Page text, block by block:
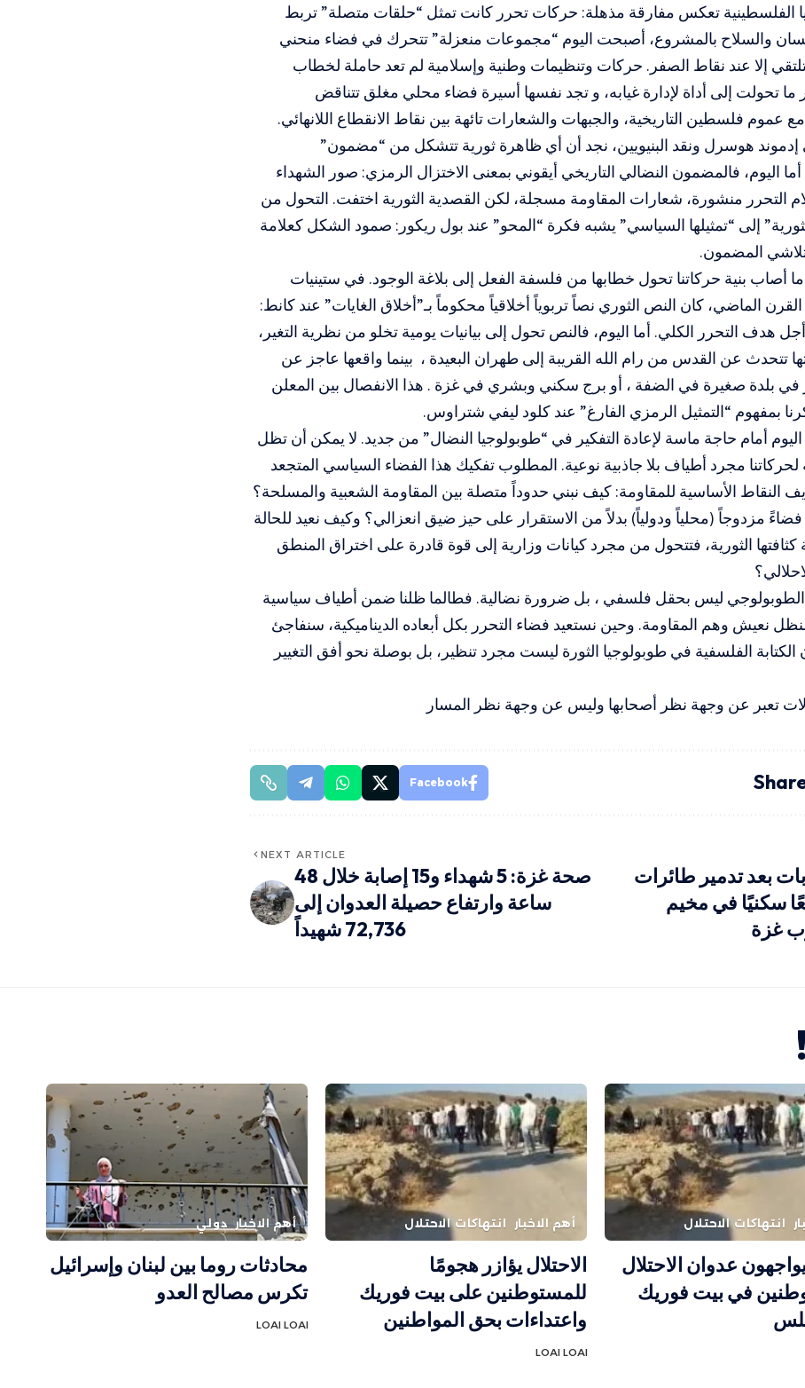
الفلسطينية تعكس مفارقة مذهلة: حركات تحرر كانت تمثل “حلقات متصلة” تربط
والسلاح بالمشروع، أصبحت اليوم “مجموعات منعزلة” تتحرك في فضاء منحني
تلتقي إلا عند نقاط الصفر. حركات وتنظيمات وطنية وإسلامية لم تعد حاملة لخطاب
ما تحولت إلى أداة لإدارة غيابه، و تجد نفسها أسيرة فضاء محلي مغلق تتناقض
عموم فلسطين التاريخية، والجبهات والشعارات تائهة بين نقاط الانقطاع اللانهائي.
إدموند هوسرل ونقد البنيويين، نجد أن أي ظاهرة ثورية تتشكل من “مضمون”
اليوم، فالمضمون النضالي التاريخي أيقوني بمعنى الاختزال الرمزي: صور الشهداء
التحرر منشورة، شعارات المقاومة مسجلة، لكن القصدية الثورية اختفت. التحول من
إلى “تمثيلها السياسي” يشبه فكرة “المحو” عند بول ريكور: صمود الشكل كعلامة
المضمون.
أصاب بنية حركاتنا تحول خطابها من فلسفة الفعل إلى بلاغة الوجود. في ستينيات
الماضي، كان النص الثوري نصاً تربوياً أخلاقياً محكوماً بـ”أخلاق الغايات” عند كانط:
هدف التحرر الكلي. أما اليوم، فالنص تحول إلى بيانيات يومية تخلو من نظرية التغير،
تتحدث عن القدس من رام الله القريبة إلى طهران البعيدة ، بينما واقعها عاجز عن
بلدة صغيرة في الضفة ، أو برج سكني وبشري في غزة . هذا الانفصال بين المعلن
بمفهوم “التمثيل الرمزي الفارغ” عند كلود ليفي شتراوس.
أمام حاجة ماسة لإعادة التفكير في “طوبولوجيا النضال” من جديد. لا يمكن أن تظل
لحركاتنا مجرد أطياف بلا جاذبية نوعية. المطلوب تفكيك هذا الفضاء السياسي المتجعد
النقاط الأساسية للمقاومة: كيف نبني حدوداً متصلة بين المقاومة الشعبية والمسلحة؟
مزدوجاً (محلياً ودولياً) بدلاً من الاستقرار على حيز ضيق انعزالي؟ وكيف نعيد للحالة
كثافتها الثورية، فتتحول من مجرد كيانات وزارية إلى قوة قادرة على اختراق المنطق
الطوبولوجي ليس بحقل فلسفي ، بل ضرورة نضالية. فطالما ظلنا ضمن أطياف سياسية
نعيش وهم المقاومة. وحين نستعيد فضاء التحرر بكل أبعاده الديناميكية، سنفاجئ
الكتابة الفلسفية في طوبولوجيا الثورة ليست مجرد تنظير، بل بوصلة نحو أفق التغيير
تعبر عن وجهة نظر أصحابها وليس عن وجهة نظر المسار
Facebook
بعد تدمير طائرات
سكنيًا في مخيم
غزة
NEXT ARTICLE
صحة غزة: 5 شهداء و15 إصابة خلال 48
ساعة وارتفاع حصيلة العدوان إلى
72,736 شهيداً
انتهاكات الاحتلال
عدوان الاحتلال
في بيت فوريك
أهم الاخبار انتهاكات الاحتلال
الاحتلال يؤازر هجومًا
للمستوطنين على بيت فوريك
واعتداءات بحق المواطنين
LOAI LOAI
أهم الاخبار دولي
محادثات روما بين لبنان وإسرائيل
تكرس مصالح العدو
LOAI LOAI